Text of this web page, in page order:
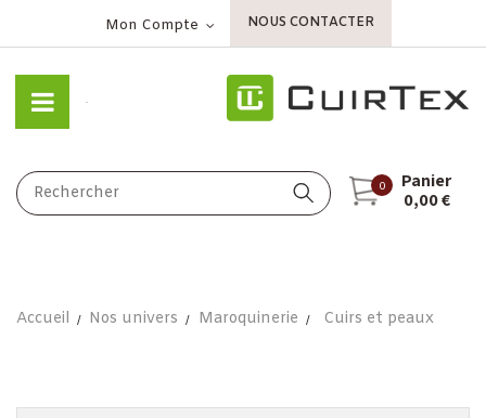
Mon Compte NOUS CONTACTER
0
Panier
0,00 €
Accueil Nos univers Maroquinerie Cuirs et peaux